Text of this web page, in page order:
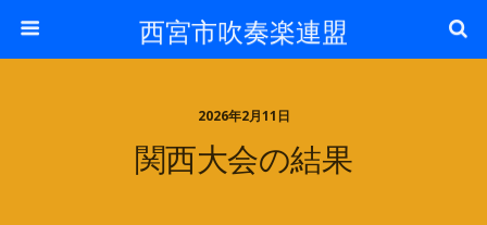
西宮市吹奏楽連盟
2026年2月11日
関西大会の結果